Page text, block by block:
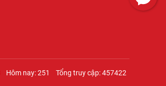
Hôm nay: 251 Tổng truy cập: 457422